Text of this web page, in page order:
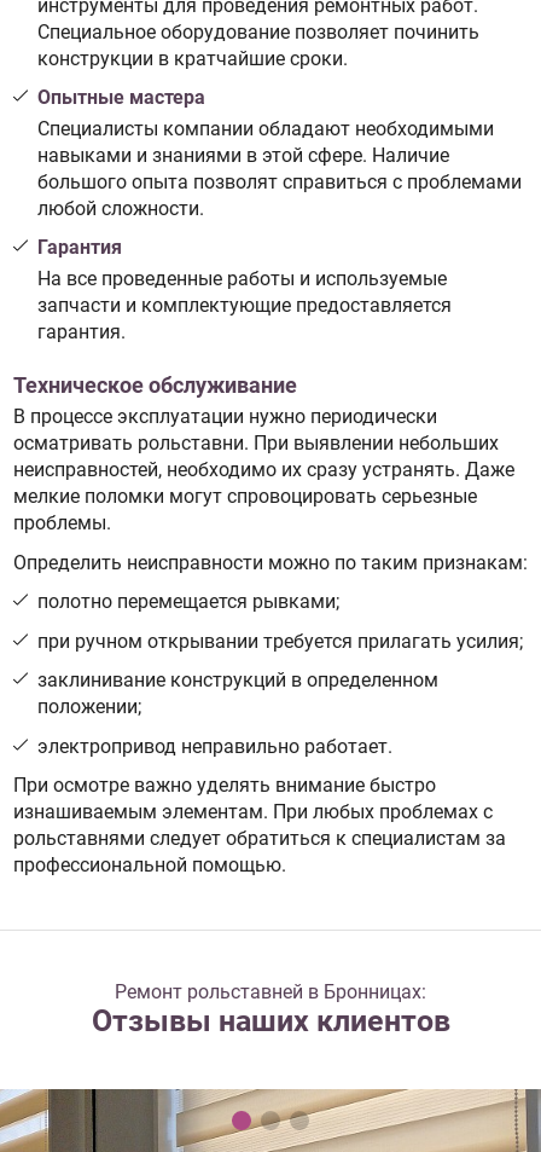
инструменты для проведения ремонтных работ.
Специальное оборудование позволяет починить
конструкции в кратчайшие сроки.
Опытные мастера
Специалисты компании обладают необходимыми
навыками и знаниями в этой сфере. Наличие
большого опыта позволят справиться с проблемами
любой сложности.
Гарантия
На все проведенные работы и используемые
запчасти и комплектующие предоставляется
гарантия.
Техническое обслуживание
В процессе эксплуатации нужно периодически
осматривать рольставни. При выявлении небольших
неисправностей, необходимо их сразу устранять. Даже
мелкие поломки могут спровоцировать серьезные
проблемы.
Определить неисправности можно по таким признакам:
полотно перемещается рывками;
при ручном открывании требуется прилагать усилия;
заклинивание конструкций в определенном
положении;
электропривод неправильно работает.
При осмотре важно уделять внимание быстро
изнашиваемым элементам. При любых проблемах с
рольставнями следует обратиться к специалистам за
профессиональной помощью.
Ремонт рольставней в Бронницах:
Отзывы наших клиентов